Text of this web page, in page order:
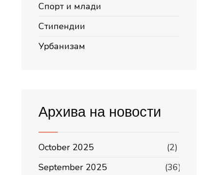
Спорт и млади
Стипендии
Урбанизам
Архива на новости
October 2025
(2)
September 2025
(36)